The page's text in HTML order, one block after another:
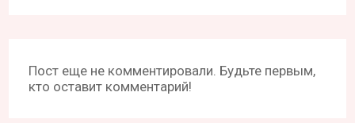
Пост еще не комментировали. Будьте первым,
кто оставит комментарий!